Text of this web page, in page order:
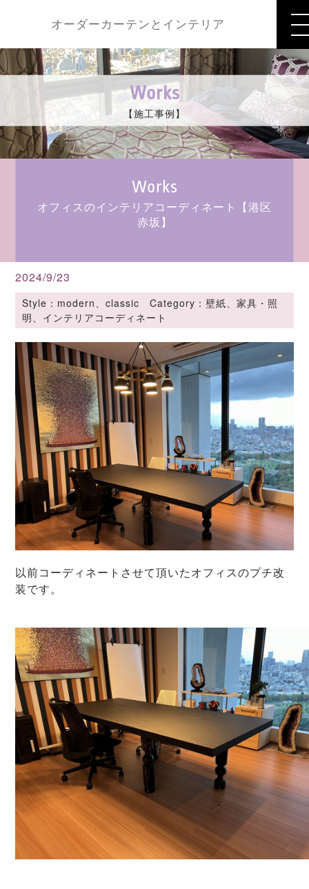
オーダーカーテンとインテリア
Works
【施工事例】
Works
オフィスのインテリアコーディネート【港区
赤坂】
2024/9/23
Style：modern、classic Category：壁紙、家具・照
明、インテリアコーディネート
以前コーディネートさせて頂いたオフィスのプチ改
装です。